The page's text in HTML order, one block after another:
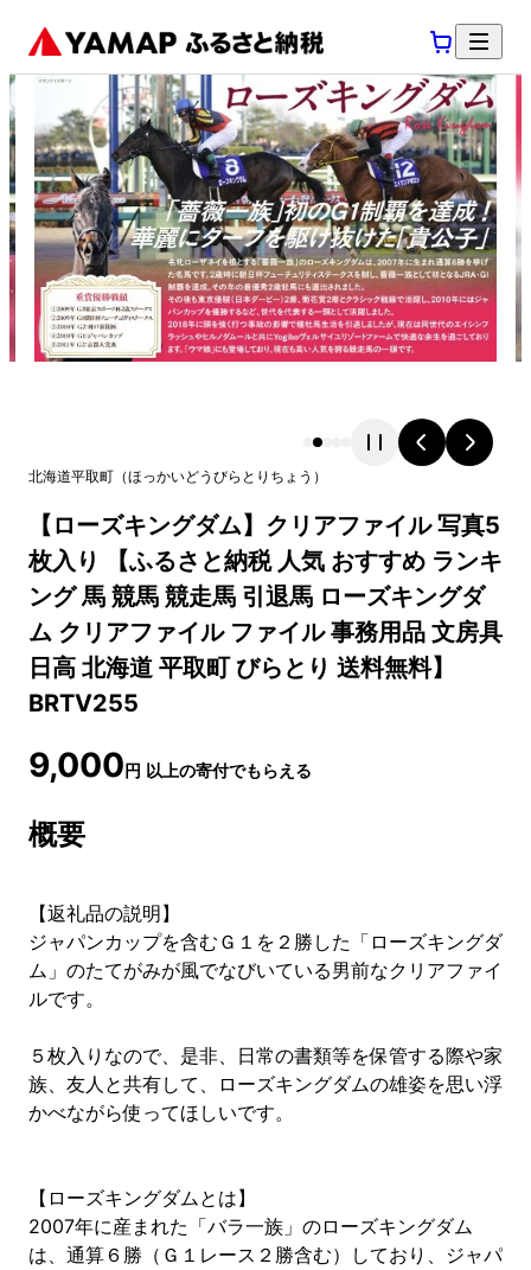
北海道平取町 （ほっかいどう びらとりちょう ）
【ローズキングダム】クリアファイル 写真5
枚入り 【ふるさと納税 人気 おすすめ ランキ
ング 馬 競馬 競走馬 引退馬 ローズキングダ
ム クリアファイル ファイル 事務用品 文房具
日高 北海道 平取町 びらとり 送料無料】
BRTV255
9,000円 以上の寄付でもらえる
概要
【返礼品の説明】
ジャパンカップを含むＧ１を２勝した「ローズキングダ
ム」のたてがみが風でなびいている男前なクリアファイ
ルです。
５枚入りなので、是非、日常の書類等を保管する際や家
族、友人と共有して、ローズキングダムの雄姿を思い浮
かべながら使ってほしいです。
【ローズキングダムとは】
2007年に産まれた「バラ一族」のローズキングダム
は、通算６勝（Ｇ１レース２勝含む）しており、ジャパ